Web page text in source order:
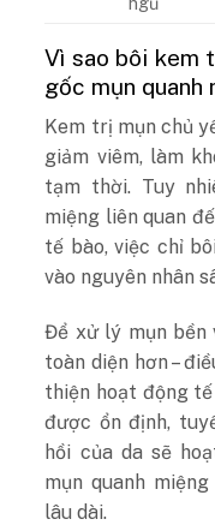
Vì sao bôi kem
gốc mụn quanh
Kem trị mụn chủ
giảm viêm, làm
tạm thời. Tuy
miệng liên quan
tế bào, việc chỉ
vào nguyên nhân
Để xử lý mụn bền
toàn diện hơn –
thiện hoạt động
được ổn định,
hồi của da sẽ
mụn quanh
lâu dài.